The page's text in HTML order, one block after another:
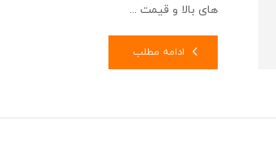
های بالا و قیمت ...
ادامه مطلب